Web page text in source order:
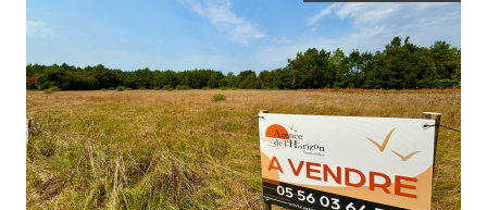
voir le bien